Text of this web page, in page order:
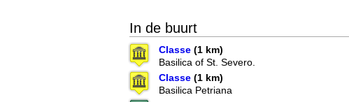
In de buurt
Classe (1 km)
Basilica of St. Severo.
Classe (1 km)
Basilica Petriana